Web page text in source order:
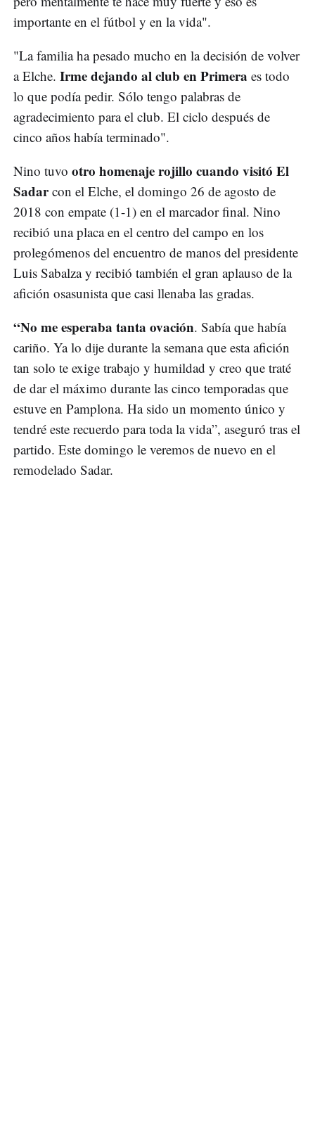
importante en el fútbol y en la vida".
"La familia ha pesado mucho en la decisión de volver
a Elche. Irme dejando al club en Primera es todo
lo que podía pedir. Sólo tengo palabras de
agradecimiento para el club. El ciclo después de
cinco años había terminado".
Nino tuvo otro homenaje rojillo cuando visitó El
Sadarcon el Elche, el domingo 26 de agosto de
2018 con empate (1-1) en el marcador final. Nino
recibió una placa en el centro del campo en los
prolegómenos del encuentro de manos del presidente
Luis Sabalza y recibió también el gran aplauso de la
afición osasunista que casi llenaba las gradas.
“No me esperaba tanta ovación. Sabía que había
cariño. Ya lo dije durante la semana que esta afición
tan solo te exige trabajo y humildad y creo que traté
de dar el máximo durante las cinco temporadas que
estuve en Pamplona. Ha sido un momento único y
tendré este recuerdo para toda la vida”, aseguró tras el
partido. Este domingo le veremos de nuevo en el
remodelado Sadar.